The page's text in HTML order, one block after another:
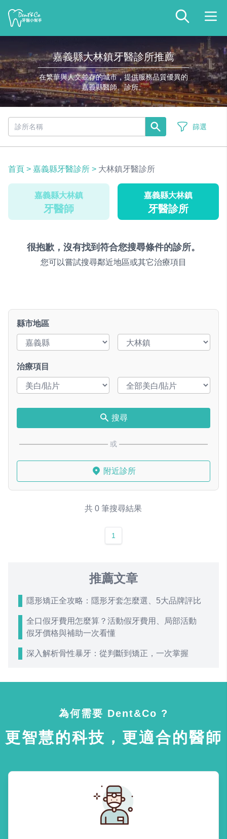
嘉義縣大林鎮牙醫診所推薦
在繁華與人文並存的城市，提供服務品質優異的
嘉義縣醫師、診所。
篩選
首頁 > 嘉義縣牙醫診所 > 大林鎮牙醫診所
嘉義縣大林鎮
牙醫師
嘉義縣大林鎮
牙醫診所
很抱歉，沒有找到符合您搜尋條件的診所。
您可以嘗試搜尋鄰近地區或其它治療項目
縣市地區
治療項目
搜尋
或
附近診所
共 0 筆搜尋結果
1
推薦文章
隱形矯正全攻略：隱形牙套怎麼選、5大品牌評比
全口假牙費用怎麼算？活動假牙費用、局部活動
假牙價格與補助一次看懂
深入解析骨性暴牙：從判斷到矯正，一次掌握
為何需要 Dent&Co ?
更智慧的科技，更適合的醫師